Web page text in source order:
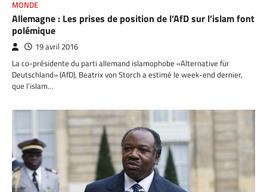
MONDE
Allemagne : Les prises de position de l’AfD sur l’islam font
polémique
19 avril 2016
La co-présidente du parti allemand islamophobe «Alternative für
Deutschland» (AfD), Beatrix von Storch a estimé le week-end dernier,
que l’islam…